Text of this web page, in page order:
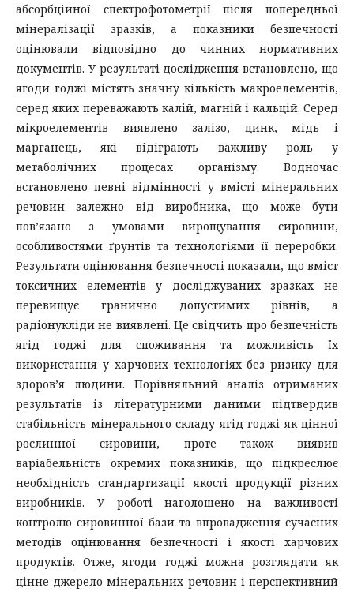
абсорбційної спектрофотометрії після попередньої
мінералізації зразків, а показники безпечності
оцінювали відповідно до чинних нормативних
документів. У результаті дослідження встановлено, що
ягоди годжі містять значну кількість макроелементів,
серед яких переважають калій, магній і кальцій. Серед
мікроелементів виявлено залізо, цинк, мідь і
марганець, які відіграють важливу роль у
метаболічних процесах організму. Водночас
встановлено певні відмінності у вмісті мінеральних
речовин залежно від виробника, що може бути
пов’язано з умовами вирощування сировини,
особливостями ґрунтів та технологіями її переробки.
Результати оцінювання безпечності показали, що вміст
токсичних елементів у досліджуваних зразках не
перевищує гранично допустимих рівнів, а
радіонукліди не виявлені. Це свідчить про безпечність
ягід годжі для споживання та можливість їх
використання у харчових технологіях без ризику для
здоров’я людини. Порівняльний аналіз отриманих
результатів із літературними даними підтвердив
стабільність мінерального складу ягід годжі як цінної
рослинної сировини, проте також виявив
варіабельність окремих показників, що підкреслює
необхідність стандартизації якості продукції різних
виробників. У роботі наголошено на важливості
контролю сировинної бази та впровадження сучасних
методів оцінювання безпечності і якості харчових
продуктів. Отже, ягоди годжі можна розглядати як
цінне джерело мінеральних речовин і перспективний